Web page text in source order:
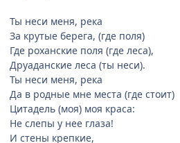
Ты неси меня, река
За крутые берега, (где поля)
Где роханские поля (где леса),
Друаданские леса (ты неси).
Ты неси меня, река
Да в родные мне места (где стоит)
Цитадель (моя) моя краса:
Не слепы у нее глаза!
И стены крепкие,